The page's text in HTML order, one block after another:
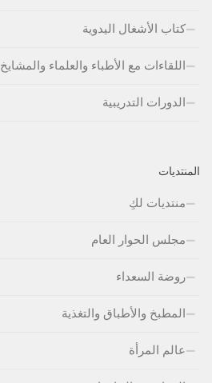
كتاب الأشغال اليدوية
اللقاءات مع الأطباء والعلماء والمشايخ
الدورات التدريبية
المنتديات
منتديات لكِ
مجلس الحوار العام
روضة السعداء
المطبخ والأطباق والتغذية
عالم المرأة